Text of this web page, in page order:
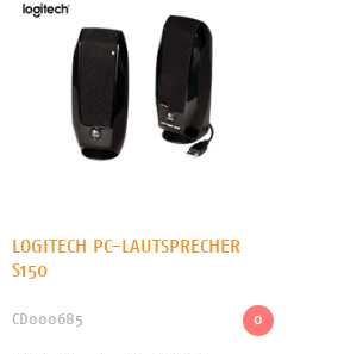
LOGITECH PC-LAUTSPRECHER
S150
0
CD000685